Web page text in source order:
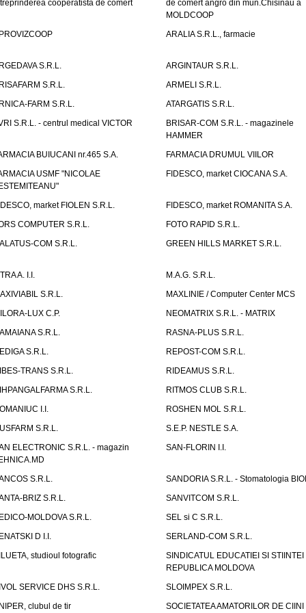
cooperatista de comert
de comert angro din mun.Chisinau a
MOLDCOOP
ARALIA S.R.L., farmacie
S.R.L.
ARGINTAUR S.R.L.
S.R.L.
ARMELI S.R.L.
FARM S.R.L.
ATARGATIS S.R.L.
S.R.L. - centrul medical VICTOR
BRISAR-COM S.R.L. - magazinele
HAMMER
BUIUCANI nr.465 S.A.
FARMACIA DRUMUL VIILOR
USMF "NICOLAE
FIDESCO, market CIOCANA S.A.
market FIOLEN S.R.L.
FIDESCO, market ROMANITA S.A.
COMPUTER S.R.L.
FOTO RAPID S.R.L.
COM S.R.L.
GREEN HILLS MARKET S.R.L.
A. I.I.
M.A.G. S.R.L.
S.R.L.
MAXLINIE / Computer Center MCS
LUX C.P.
NEOMATRIX S.R.L. - MATRIX
S.R.L.
RASNA-PLUS S.R.L.
S.R.L.
REPOST-COM S.R.L.
TRANS S.R.L.
RIDEAMUS S.R.L.
S.R.L.
RITMOS CLUB S.R.L.
I.I.
ROSHEN MOL S.R.L.
S.R.L.
S.E.P. NESTLE S.A.
ELECTRONIC S.R.L. - magazin
SAN-FLORIN I.I.
S.R.L.
SANDORIA S.R.L. - Stomatologia
BRIZ S.R.L.
SANVITCOM S.R.L.
MOLDOVA S.R.L.
SEL si C S.R.L.
D I.I.
SERLAND-COM S.R.L.
studioul fotografic
SINDICATUL EDUCATIEI SI STIINTEI
REPUBLICA MOLDOVA
SERVICE DHS S.R.L.
SLOIMPEX S.R.L.
clubul de tir
SOCIETATEA AMATORILOR DE CIINI